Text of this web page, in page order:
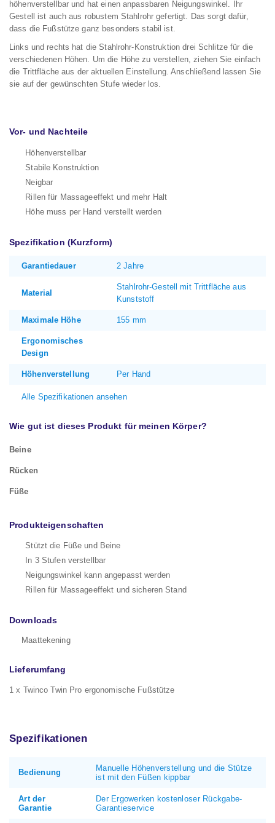
höhenverstellbar und hat einen anpassbaren Neigungswinkel. Ihr
Gestell ist auch aus robustem Stahlrohr gefertigt. Das sorgt dafür,
dass die Fußstütze ganz besonders stabil ist.
Links und rechts hat die Stahlrohr-Konstruktion drei Schlitze für die
verschiedenen Höhen. Um die Höhe zu verstellen, ziehen Sie einfach
die Trittfläche aus der aktuellen Einstellung. Anschließend lassen Sie
sie auf der gewünschten Stufe wieder los.
Vor- und Nachteile
Höhenverstellbar
Stabile Konstruktion
Neigbar
Rillen für Massageeffekt und mehr Halt
Höhe muss per Hand verstellt werden
Spezifikation (Kurzform)
Garantiedauer 2 Jahre
Material
Stahlrohr-Gestell mit Trittfläche aus
Kunststoff
Maximale Höhe 155 mm
Ergonomisches
Design
Höhenverstellung Per Hand
Alle Spezifikationen ansehen
Wie gut ist dieses Produkt für meinen Körper?
Beine
Rücken
Füße
Produkteigenschaften
Stützt die Füße und Beine
In 3 Stufen verstellbar
Neigungswinkel kann angepasst werden
Rillen für Massageeffekt und sicheren Stand
Downloads
Maattekening
Lieferumfang
1 x Twinco Twin Pro ergonomische Fußstütze
Spezifikationen
Bedienung
Manuelle Höhenverstellung und die Stütze
ist mit den Füßen kippbar
Art der
Garantie
Der Ergowerken kostenloser Rückgabe-
Garantieservice